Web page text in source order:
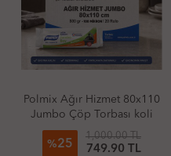
Polmix Ağır Hizmet 80x110
Jumbo Çöp Torbası koli
%25
1,000.00 TL
749.90 TL